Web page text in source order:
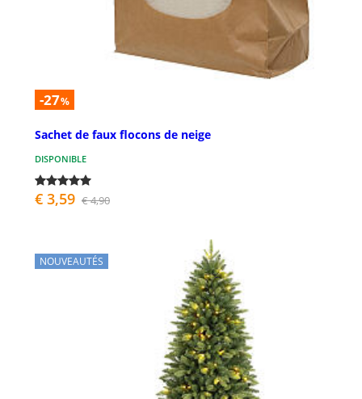
-27%
Sachet de faux flocons de neige
DISPONIBLE
€ 3,59 € 4,90
NOUVEAUTÉS